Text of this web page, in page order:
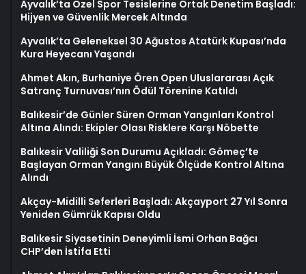
Ayvalık’ta Özel Spor Tesislerine Ortak Denetim Başladı:
Hijyen ve Güvenlik Mercek Altında
Ayvalık’ta Geleneksel 30 Ağustos Atatürk Kupası’nda
Kura Heyecanı Yaşandı
Ahmet Akın, Burhaniye Ören Open Uluslararası Açık
Satranç Turnuvası’nın Ödül Törenine Katıldı
Balıkesir’de Günler Süren Orman Yangınları Kontrol
Altına Alındı: Ekipler Olası Risklere Karşı Nöbette
Balıkesir Valiliği Son Durumu Açıkladı: Gömeç’te
Başlayan Orman Yangını Büyük Ölçüde Kontrol Altına
Alındı
Akçay-Midilli Seferleri Başladı: Akçayport 27 Yıl Sonra
Yeniden Gümrük Kapısı Oldu
Balıkesir Siyasetinin Deneyimli İsmi Orhan Bağcı
CHP’den İstifa Etti